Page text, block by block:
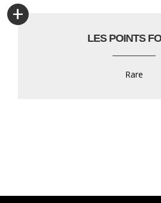
+
LES POINTS
Rare